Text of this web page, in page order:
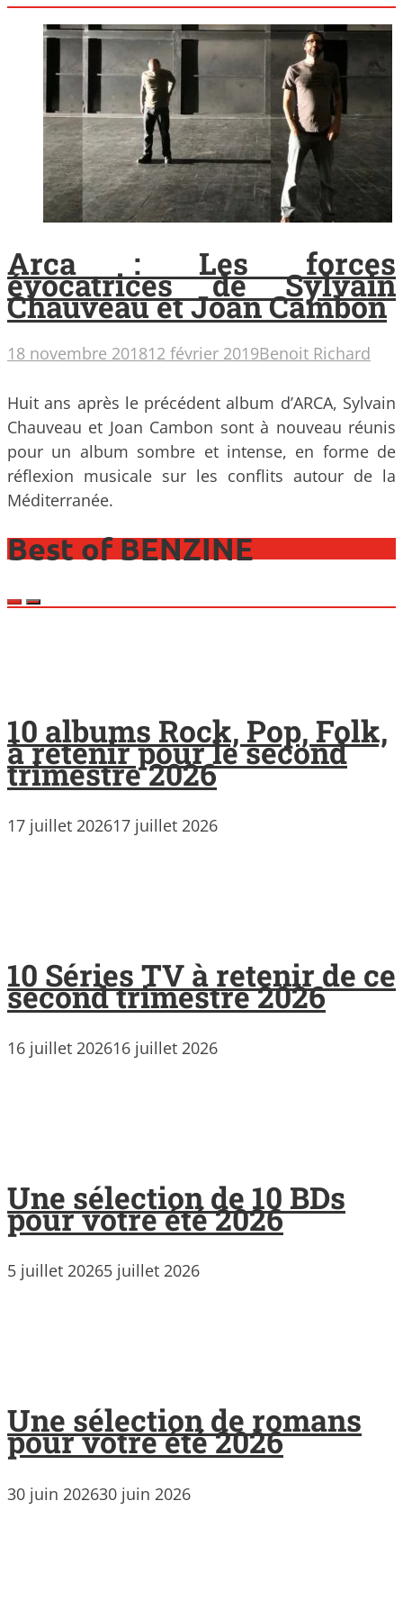
Arca : Les forces
évocatrices de Sylvain
Chauveau et Joan Cambon
18 novembre 201812 février 2019Benoit Richard
Huit ans après le précédent album d’ARCA, Sylvain
Chauveau et Joan Cambon sont à nouveau réunis
pour un album sombre et intense, en forme de
réflexion musicale sur les conflits autour de la
Méditerranée.
Best of BENZINE
10 albums Rock, Pop, Folk,
à retenir pour le second
trimestre 2026
17 juillet 202617 juillet 2026
10 Séries TV à retenir de ce
second trimestre 2026
16 juillet 202616 juillet 2026
Une sélection de 10 BDs
pour votre été 2026
5 juillet 20265 juillet 2026
Une sélection de romans
pour votre été 2026
30 juin 202630 juin 2026